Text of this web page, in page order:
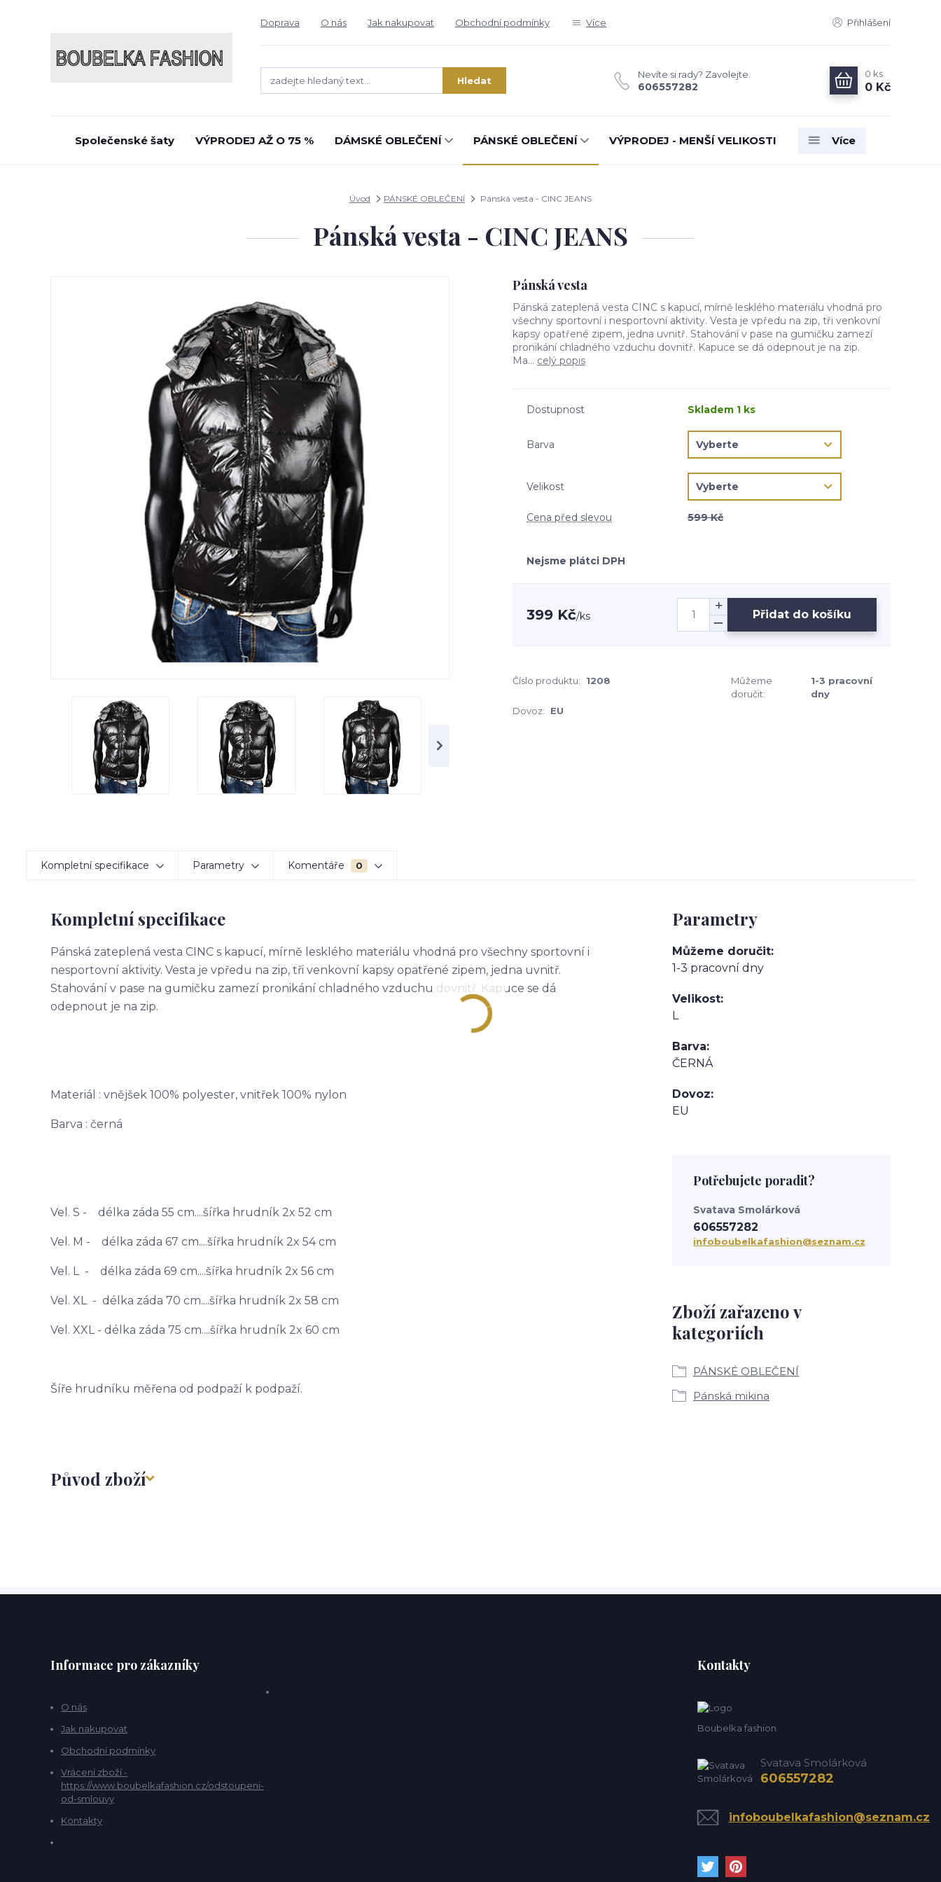
Doprava O nás Jak nakupovat Obchodní podmínky Více Přihlášení
Hledat
Nevíte si rady? Zavolejte.
606557282
0 ks
0 Kč
Společenské šaty VÝPRODEJ AŽ O 75 % DÁMSKÉ OBLEČENÍ PÁNSKÉ OBLEČENÍ VÝPRODEJ - MENŠÍ VELIKOSTI Více
Úvod PÁNSKÉ OBLEČENÍ Pánská vesta - CINC JEANS
Pánská vesta - CINC JEANS
Pánská vesta
Pánská zateplená vesta CINC s kapucí, mírně lesklého materiálu vhodná pro
všechny sportovní i nesportovní aktivity. Vesta je vpředu na zip, tři venkovní
kapsy opatřené zipem, jedna uvnitř. Stahování v pase na gumičku zamezí
pronikání chladného vzduchu dovnitř. Kapuce se dá odepnout je na zip.
Ma... celý popis
Dostupnost Skladem 1 ks
Barva
Velikost
Cena před slevou 599 Kč
Nejsme plátci DPH
399 Kč/ks Přidat do košíku
Číslo produktu: 1208
Můžeme
doručit:
1-3 pracovní
dny
Dovoz:
EU
Kompletní specifikace Parametry Komentáře 0
Kompletní specifikace
Pánská zateplená vesta CINC s kapucí, mírně lesklého materiálu vhodná pro všechny sportovní i
nesportovní aktivity. Vesta je vpředu na zip, tři venkovní kapsy opatřené zipem, jedna uvnitř.
Stahování v pase na gumičku zamezí pronikání chladného vzduchu dovnitř. Kapuce se dá
odepnout je na zip.
Materiál : vnějšek 100% polyester, vnitřek 100% nylon
Barva : černá
Vel. S - délka záda 55 cm....šířka hrudník 2x 52 cm
Vel. M - délka záda 67 cm....šířka hrudník 2x 54 cm
Vel. L - délka záda 69 cm....šířka hrudník 2x 56 cm
Vel. XL - délka záda 70 cm....šířka hrudník 2x 58 cm
Vel. XXL - délka záda 75 cm....šířka hrudník 2x 60 cm
Šíře hrudníku měřena od podpaží k podpaží.
Původ zboží
Parametry
Můžeme doručit
1-3 pracovní dny
Velikost
L
Barva
ČERNÁ
Dovoz
EU
Zboží zařazeno v
kategoriích
PÁNSKÉ OBLEČENÍ
Pánská mikina
Potřebujete poradit?
Svatava Smolárková
606557282
infoboubelkafashion@seznam.cz
Informace pro zákazníky
O nás
Jak nakupovat
Obchodní podmínky
Vrácení zboží -
https://www.boubelkafashion.cz/odstoupeni-
od-smlouvy
Kontakty
Kontakty
Boubelka fashion
Svatava Smolárková
606557282
infoboubelkafashion@seznam.cz